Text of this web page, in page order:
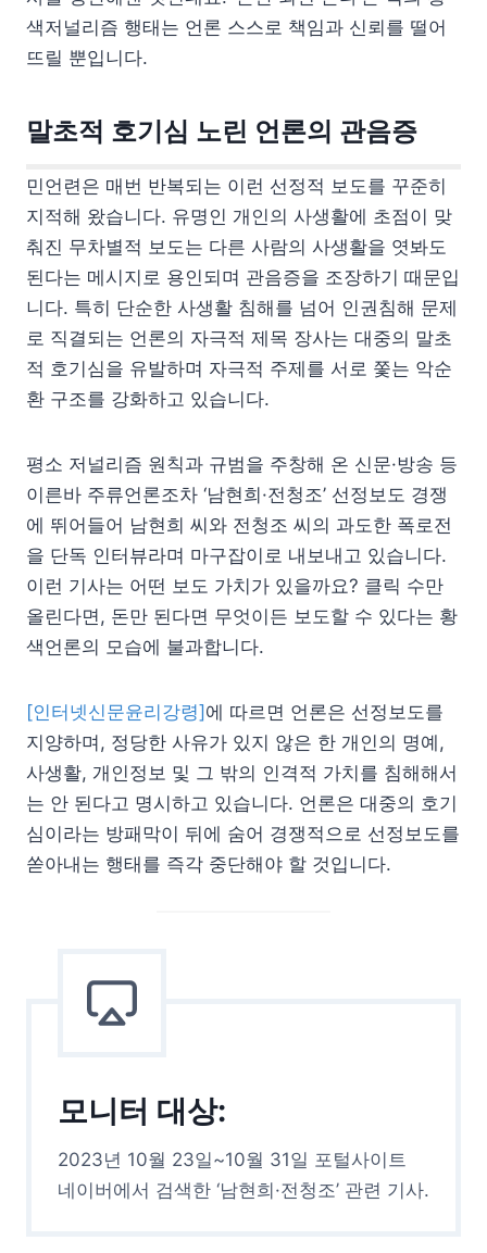
색저널리즘 행태는 언론 스스로 책임과 신뢰를 떨어
뜨릴 뿐입니다.
말초적 호기심 노린 언론의 관음증
민언련은 매번 반복되는 이런 선정적 보도를 꾸준히
지적해 왔습니다. 유명인 개인의 사생활에 초점이 맞
춰진 무차별적 보도는 다른 사람의 사생활을 엿봐도
된다는 메시지로 용인되며 관음증을 조장하기 때문입
니다. 특히 단순한 사생활 침해를 넘어 인권침해 문제
로 직결되는 언론의 자극적 제목 장사는 대중의 말초
적 호기심을 유발하며 자극적 주제를 서로 쫓는 악순
환 구조를 강화하고 있습니다.
평소 저널리즘 원칙과 규범을 주창해 온 신문·방송 등
이른바 주류언론조차 ‘남현희·전청조’ 선정보도 경쟁
에 뛰어들어 남현희 씨와 전청조 씨의 과도한 폭로전
을 단독 인터뷰라며 마구잡이로 내보내고 있습니다.
이런 기사는 어떤 보도 가치가 있을까요? 클릭 수만
올린다면, 돈만 된다면 무엇이든 보도할 수 있다는 황
색언론의 모습에 불과합니다.
[인터넷신문윤리강령]에 따르면 언론은 선정보도를
지양하며, 정당한 사유가 있지 않은 한 개인의 명예,
사생활, 개인정보 및 그 밖의 인격적 가치를 침해해서
는 안 된다고 명시하고 있습니다. 언론은 대중의 호기
심이라는 방패막이 뒤에 숨어 경쟁적으로 선정보도를
쏟아내는 행태를 즉각 중단해야 할 것입니다.
모니터 대상:
2023년 10월 23일~10월 31일 포털사이트
네이버에서 검색한 ‘남현희·전청조’ 관련 기사.